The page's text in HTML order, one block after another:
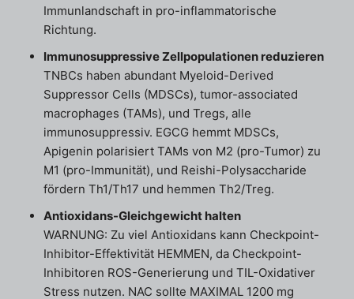
Immunlandschaft in pro-inflammatorische
Richtung.
Immunosuppressive Zellpopulationen reduzieren
TNBCs haben abundant Myeloid-Derived
Suppressor Cells (MDSCs), tumor-associated
macrophages (TAMs), und Tregs, alle
immunosuppressiv. EGCG hemmt MDSCs,
Apigenin polarisiert TAMs von M2 (pro-Tumor) zu
M1 (pro-Immunität), und Reishi-Polysaccharide
fördern Th1/Th17 und hemmen Th2/Treg.
Antioxidans-Gleichgewicht halten
WARNUNG: Zu viel Antioxidans kann Checkpoint-
Inhibitor-Effektivität HEMMEN, da Checkpoint-
Inhibitoren ROS-Generierung und TIL-Oxidativer
Stress nutzen. NAC sollte MAXIMAL 1200 mg